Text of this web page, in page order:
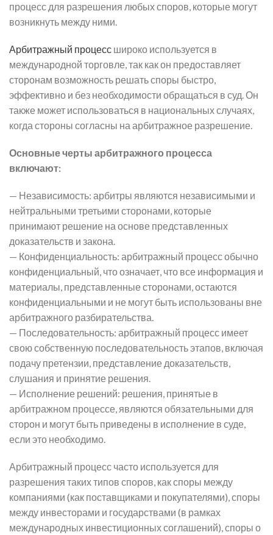
процесс для разрешения любых споров, которые могут
возникнуть между ними.
Арбитражный процесс широко используется в
международной торговле, так как он предоставляет
сторонам возможность решать споры быстро,
эффективно и без необходимости обращаться в суд. Он
также может использоваться в национальных случаях,
когда стороны согласны на арбитражное разрешение.
Основные черты арбитражного процесса
включают:
— Независимость: арбитры являются независимыми и
нейтральными третьими сторонами, которые
принимают решение на основе представленных
доказательств и закона.
— Конфиденциальность: арбитражный процесс обычно
конфиденциальный, что означает, что все информация и
материалы, представленные сторонами, остаются
конфиденциальными и не могут быть использованы вне
арбитражного разбирательства.
— Последовательность: арбитражный процесс имеет
свою собственную последовательность этапов, включая
подачу претензии, представление доказательств,
слушания и принятие решения.
— Исполнение решений: решения, принятые в
арбитражном процессе, являются обязательными для
сторон и могут быть приведены в исполнение в суде,
если это необходимо.
Арбитражный процесс часто используется для
разрешения таких типов споров, как споры между
компаниями (как поставщиками и покупателями), споры
между инвесторами и государствами (в рамках
международных инвестиционных соглашений), споры о